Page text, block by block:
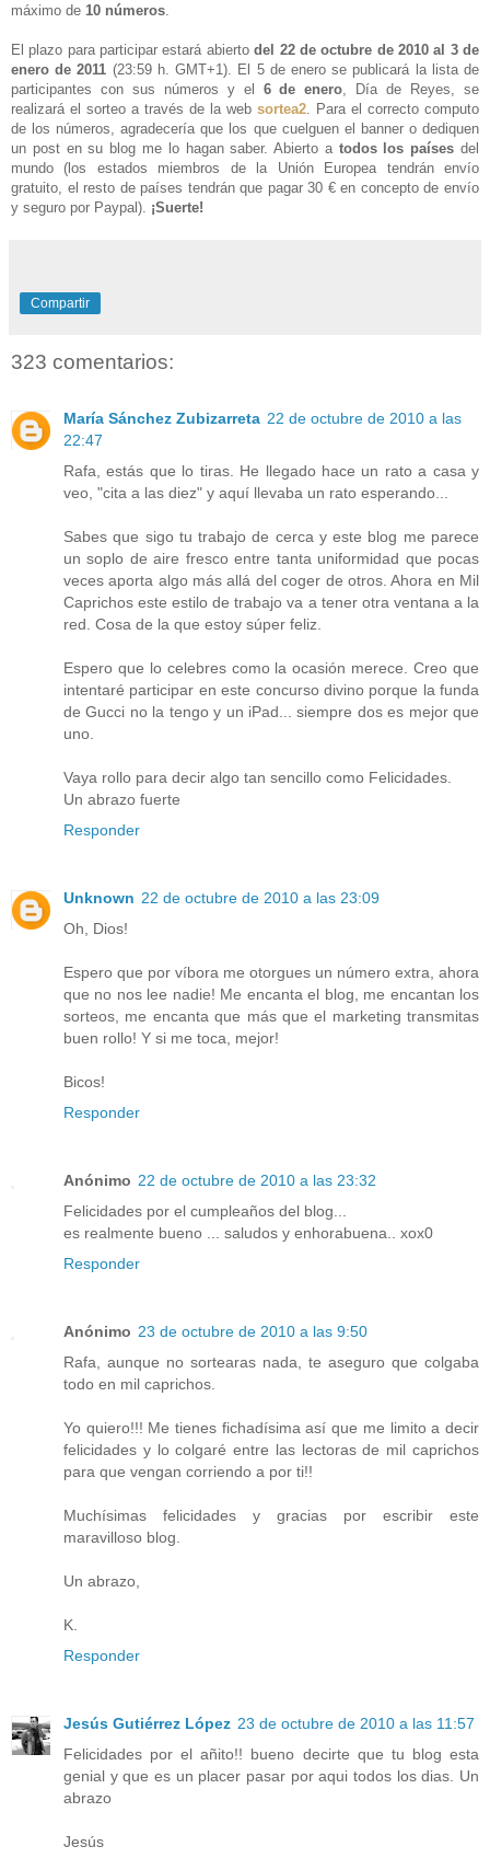
máximo de 10 números
El plazo para participar estará abiertodel 22 de octubre de 2010 al 3 de
enero de 2011 (23:59 h. GMT+1) . El 5 de enero se publicará la lista de
participantes con sus números y el 6 de enero , Día de Reyes, se
realizará el sorteo a través de la web sortea2 . Para el correcto computo
de los números, agradecería que los que cuelguen el banner o dediquen
un post en su blog me lo hagan saber. Abierto a todos los países del
mundo (los estados miembros de la Unión Europea tendrán envío
gratuito, el resto de países tendrán que pagar 30 € en concepto de envío
y seguro por Paypal). ¡Suerte!
Compartir
323 comentarios:
María Sánchez Zubizarreta 22 de octubre de 2010 a las
22:47
Rafa, estás que lo tiras. He llegado hace un rato a casa y
veo, "cita a las diez" y aquí llevaba un rato esperando...
Sabes que sigo tu trabajo de cerca y este blog me parece
un soplo de aire fresco entre tanta uniformidad que pocas
veces aporta algo más allá del coger de otros. Ahora en Mil
Caprichos este estilo de trabajo va a tener otra ventana a la
red. Cosa de la que estoy súper feliz.
Espero que lo celebres como la ocasión merece. Creo que
intentaré participar en este concurso divino porque la funda
de Gucci no la tengo y un iPad... siempre dos es mejor que
uno.
Vaya rollo para decir algo tan sencillo como Felicidades.
Un abrazo fuerte
Responder
Unknown 22 de octubre de 2010 a las 23:09
Oh, Dios!
Espero que por víbora me otorgues un número extra, ahora
que no nos lee nadie! Me encanta el blog, me encantan los
sorteos, me encanta que más que el marketing transmitas
buen rollo! Y si me toca, mejor!
Bicos!
Responder
Anónimo 22 de octubre de 2010 a las 23:32
Felicidades por el cumpleaños del blog...
es realmente bueno ... saludos y enhorabuena.. xox0
Responder
Anónimo 23 de octubre de 2010 a las 9:50
Rafa, aunque no sortearas nada, te aseguro que colgaba
todo en mil caprichos.
Yo quiero!!! Me tienes fichadísima así que me limito a decir
felicidades y lo colgaré entre las lectoras de mil caprichos
para que vengan corriendo a por ti!!
Muchísimas felicidades y gracias por escribir este
maravilloso blog.
Un abrazo,
K.
Responder
Jesús Gutiérrez López 23 de octubre de 2010 a las 11:57
Felicidades por el añito!! bueno decirte que tu blog esta
genial y que es un placer pasar por aqui todos los dias. Un
abrazo
Jesús